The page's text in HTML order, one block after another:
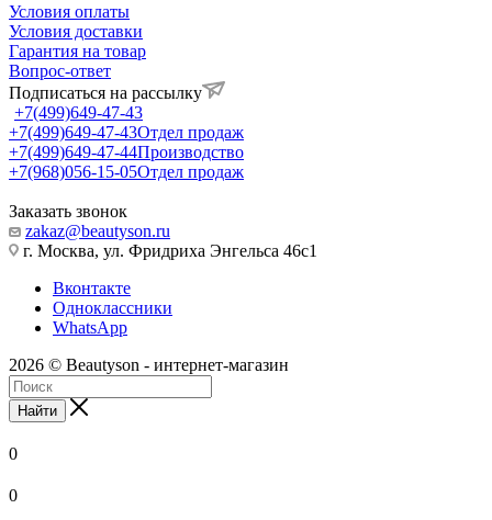
Условия оплаты
Условия доставки
Гарантия на товар
Вопрос-ответ
Подписаться на рассылку
+7(499)649-47-43
+7(499)649-47-43Отдел продаж
+7(499)649-47-44Производство
+7(968)056-15-05Отдел продаж
Заказать звонок
zakaz@beautyson.ru
г. Москва, ул. Фридриха Энгельса 46с1
Вконтакте
Одноклассники
WhatsApp
2026 © Beautyson - интернет-магазин
Найти
0
0